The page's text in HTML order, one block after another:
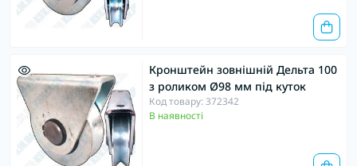
Кронштейн зовнішній Дельта 100
з роликом Ø98 мм під куток
Код товару: 372342
В наявності